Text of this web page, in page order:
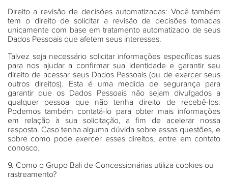
Direito a revisão de decisões automatizadas: Você também
tem o direito de solicitar a revisão de decisões tomadas
unicamente com base em tratamento automatizado de seus
Dados Pessoais que afetem seus interesses.
Talvez seja necessário solicitar informações específicas suas
para nos ajudar a confirmar sua identidade e garantir seu
direito de acessar seus Dados Pessoais (ou de exercer seus
outros direitos). Esta é uma medida de segurança para
garantir que os Dados Pessoais não sejam divulgados a
qualquer pessoa que não tenha direito de recebê-los.
Podemos também contatá-lo para obter mais informações
em relação à sua solicitação, a fim de acelerar nossa
resposta. Caso tenha alguma dúvida sobre essas questões, e
sobre como pode exercer esses direitos, entre em contato
conosco.
9. Como o Grupo Bali de Concessionárias utiliza cookies ou
rastreamento?